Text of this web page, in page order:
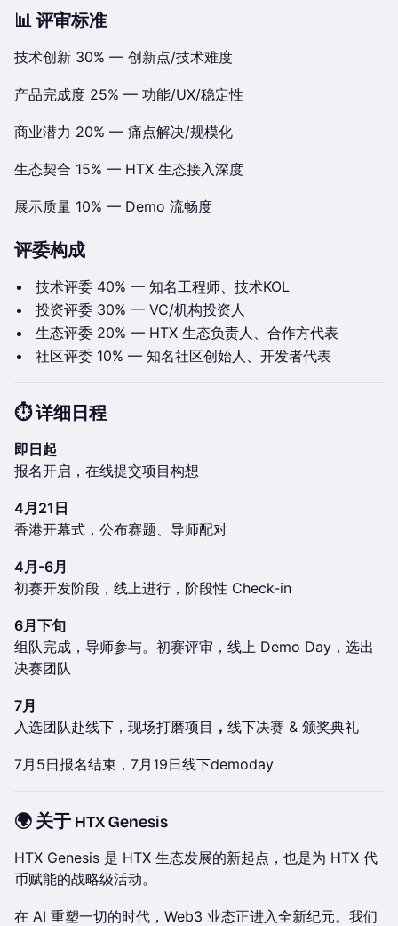
📊 评审标准
技术创新 30% — 创新点/技术难度
产品完成度 25% — 功能/UX/稳定性
商业潜力 20% — 痛点解决/规模化
生态契合 15% — HTX 生态接入深度
展示质量 10% — Demo 流畅度
评委构成
技术评委 40% — 知名工程师、技术KOL
投资评委 30% — VC/机构投资人
生态评委 20% — HTX 生态负责人、合作方代表
社区评委 10% — 知名社区创始人、开发者代表
⏱️ 详细日程
即日起
报名开启，在线提交项目构想
4月21日
香港开幕式，公布赛题、导师配对
4月-6月
初赛开发阶段，线上进行，阶段性 Check-in
6月下旬
组队完成，导师参与。初赛评审，线上 Demo Day，选出
决赛团队
7月
入选团队赴线下，现场打磨项目 ， 线下决赛 & 颁奖典礼
7月5日报名结束，7月19日线下demoday
🌍 关于 HTX Genesis
HTX Genesis 是 HTX 生态发展的新起点，也是为 HTX 代
币赋能的战略级活动。
在 AI 重塑一切的时代，Web3 业态正进入全新纪元。我们